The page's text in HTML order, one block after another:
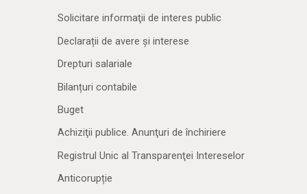
Solicitare informaţii de interes public
Declarații de avere și interese
Drepturi salariale
Bilanțuri contabile
Buget
Achiziţii publice. Anunţuri de închiriere
Registrul Unic al Transparenţei Intereselor
Anticorupție